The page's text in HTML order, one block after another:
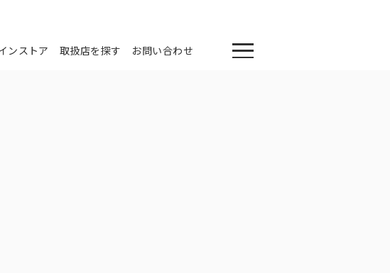
ンストア 取扱店を探す お問い合わせ